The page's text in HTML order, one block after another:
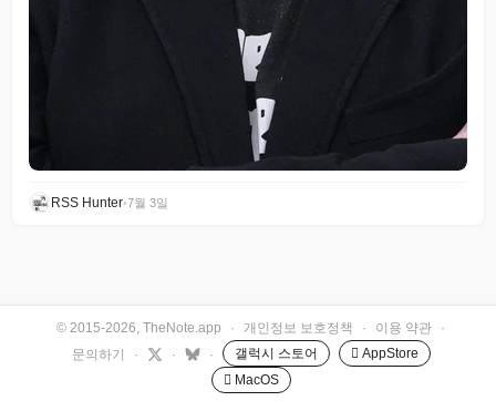
RSS Hunter•7월 3일
© 2015-2026, TheNote.app · 개인정보 보호정책 · 이용 약관
·
문의하기
· · · 갤럭시 스토어
 AppStore
 MacOS